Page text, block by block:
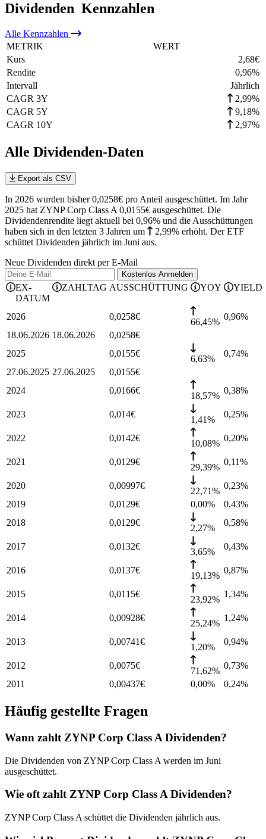
Dividenden Kennzahlen
Alle Kennzahlen
METRIK
WERT
Kurs
2,68€
Rendite
0,96%
Intervall
Jährlich
CAGR 3Y
2,99%
CAGR 5Y
9,18%
CAGR 10Y
2,97%
Alle Dividenden-Daten
Export als CSV
In 2026 wurden bisher 0,0258€ pro Anteil ausgeschüttet. Im Jahr
2025 hat ZYNP Corp Class A 0,0155€ ausgeschüttet. Die
Dividendenrendite liegt aktuell bei 0,96% und die Ausschüttungen
haben sich in den letzten 3 Jahren um 2,99% erhöht. Der ETF
schüttet Dividenden jährlich im Juni aus.
Neue Dividenden direkt per E-Mail
Kostenlos Anmelden
EX-
DATUM
ZAHLTAG AUSSCHÜTTUNG YOY YIELD
2026 0,0258€
66,45%
0,96%
18.06.2026 18.06.2026 0,0258€
2025
0,0155€
6,63%
0,74%
27.06.2025 27.06.2025 0,0155€
2024
0,0166€
18,57%
0,38%
2023 0,014€
1,41%
0,25%
2022 0,0142€
10,08%
0,20%
2021 0,0129€
29,39%
0,11%
2020 0,00997€
22,71%
0,23%
2019
0,0129€ 0,00% 0,43%
2018
0,0129€
2,27%
0,58%
2017 0,0132€
3,65%
0,43%
2016 0,0137€
19,13%
0,87%
2015 0,0115€
23,92%
1,34%
2014 0,00928€
25,24%
1,24%
2013 0,00741€
1,20%
0,94%
2012 0,0075€
71,62%
0,73%
2011
0,00437€ 0,00% 0,24%
Häufig gestellte Fragen
Wann zahlt ZYNP Corp Class A Dividenden?
Die Dividenden von ZYNP Corp Class A werden im Juni
ausgeschüttet.
Wie oft zahlt ZYNP Corp Class A Dividenden?
ZYNP Corp Class A schüttet die Dividenden jährlich aus.